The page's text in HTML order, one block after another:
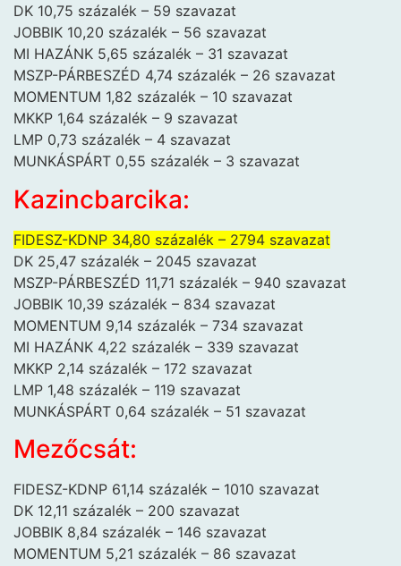
DK 10,75 százalék – 59 szavazat
JOBBIK 10,20 százalék – 56 szavazat
MI HAZÁNK 5,65 százalék – 31 szavazat
MSZP-PÁRBESZÉD 4,74 százalék – 26 szavazat
MOMENTUM 1,82 százalék – 10 szavazat
MKKP 1,64 százalék – 9 szavazat
LMP 0,73 százalék – 4 szavazat
MUNKÁSPÁRT 0,55 százalék – 3 szavazat
Kazincbarcika:
FIDESZ-KDNP 34,80 százalék – 2794 szavazat
DK 25,47 százalék – 2045 szavazat
MSZP-PÁRBESZÉD 11,71 százalék – 940 szavazat
JOBBIK 10,39 százalék – 834 szavazat
MOMENTUM 9,14 százalék – 734 szavazat
MI HAZÁNK 4,22 százalék – 339 szavazat
MKKP 2,14 százalék – 172 szavazat
LMP 1,48 százalék – 119 szavazat
MUNKÁSPÁRT 0,64 százalék – 51 szavazat
Mezőcsát:
FIDESZ-KDNP 61,14 százalék – 1010 szavazat
DK 12,11 százalék – 200 szavazat
JOBBIK 8,84 százalék – 146 szavazat
MOMENTUM 5,21 százalék – 86 szavazat